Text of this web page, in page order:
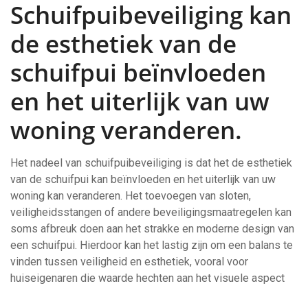
Schuifpuibeveiliging kan
de esthetiek van de
schuifpui beïnvloeden
en het uiterlijk van uw
woning veranderen.
Het nadeel van schuifpuibeveiliging is dat het de esthetiek
van de schuifpui kan beïnvloeden en het uiterlijk van uw
woning kan veranderen. Het toevoegen van sloten,
veiligheidsstangen of andere beveiligingsmaatregelen kan
soms afbreuk doen aan het strakke en moderne design van
een schuifpui. Hierdoor kan het lastig zijn om een balans te
vinden tussen veiligheid en esthetiek, vooral voor
huiseigenaren die waarde hechten aan het visuele aspect